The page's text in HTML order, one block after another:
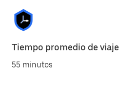
Tiempo promedio de viaje
55 minutos